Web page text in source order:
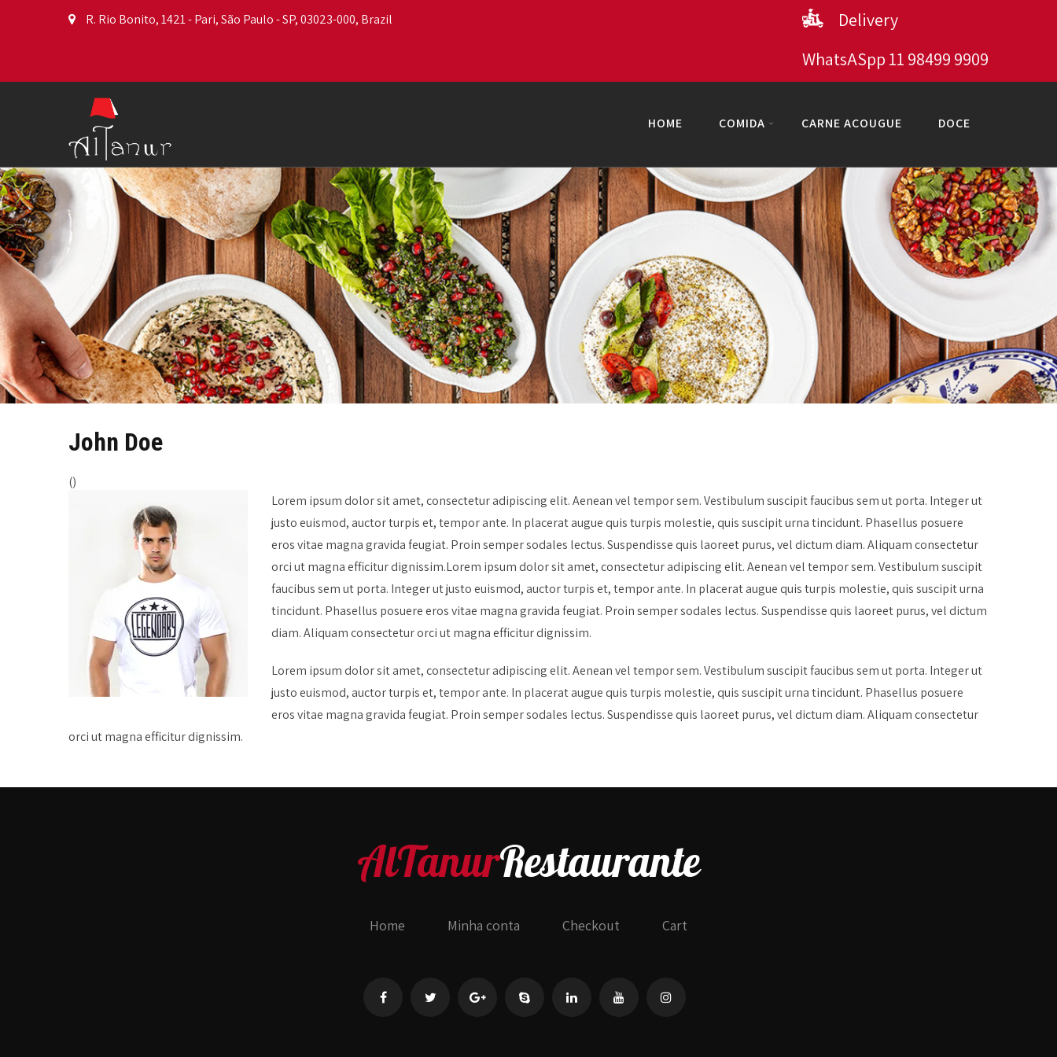
R. Rio Bonito, 1421 - Pari, São Paulo - SP, 03023-000, Brazil
Delivery
WhatsASpp 11 98499 9909
HOME COMIDA CARNE AÇOUGUE DOCE
John Doe
()
Lorem ipsum dolor sit amet, consectetur adipiscing elit. Aenean vel tempor sem. Vestibulum suscipit faucibus sem ut porta. Integer ut
justo euismod, auctor turpis et, tempor ante. In placerat augue quis turpis molestie, quis suscipit urna tincidunt. Phasellus posuere
eros vitae magna gravida feugiat. Proin semper sodales lectus. Suspendisse quis laoreet purus, vel dictum diam. Aliquam consectetur
orci ut magna efficitur dignissim.Lorem ipsum dolor sit amet, consectetur adipiscing elit. Aenean vel tempor sem. Vestibulum suscipit
faucibus sem ut porta. Integer ut justo euismod, auctor turpis et, tempor ante. In placerat augue quis turpis molestie, quis suscipit urna
tincidunt. Phasellus posuere eros vitae magna gravida feugiat. Proin semper sodales lectus. Suspendisse quis laoreet purus, vel dictum
diam. Aliquam consectetur orci ut magna efficitur dignissim.
Lorem ipsum dolor sit amet, consectetur adipiscing elit. Aenean vel tempor sem. Vestibulum suscipit faucibus sem ut porta. Integer ut
justo euismod, auctor turpis et, tempor ante. In placerat augue quis turpis molestie, quis suscipit urna tincidunt. Phasellus posuere
eros vitae magna gravida feugiat. Proin semper sodales lectus. Suspendisse quis laoreet purus, vel dictum diam. Aliquam consectetur
orci ut magna efficitur dignissim.
AlTanurRestaurante
Home Minha conta Checkout Cart